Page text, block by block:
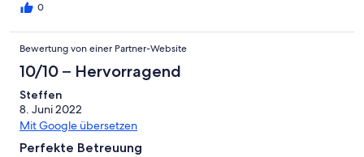
0
Bewertung von einer Partner-Website
10/10 – Hervorragend
Steffen
8. Juni 2022
Mit Google übersetzen
Perfekte Betreuung